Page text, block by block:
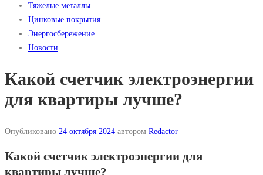
Тяжелые металлы
Цинковые покрытия
Энергосбережение
Новости
Какой счетчик электроэнергии
для квартиры лучше?
Опубликовано 24 октября 2024 автором Redactor
Какой счетчик электроэнергии для
квартиры лучше?